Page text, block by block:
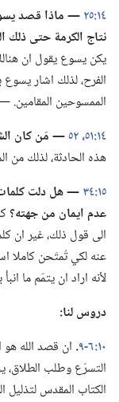
١٤:‏٢٥
‏—‏ ماذا قصد
نتاج الكرمة حتى ذلك
يكن يسوع يقول ان
الفرح،‏ لذلك اشار يسوع
الممسوحين المقامين.‏
١٤:‏٥١،‏ ٥٢
‏—‏ مَن كان
هذه الحادثة،‏ لذلك
١٥:‏٣٤
‏—‏ هل دلت كلمات
عدم ايمان من جهته؟‏
الى قول ذلك،‏ غير ان
عنه لكي تُمتَحن كاملا
لأنه اراد ان يتمّم ما انبأ
دروس لنا:‏
١٠:‏٦-‏٩
‏.‏ ان قصد الله هو
التسرّع وطلب الطلاق،‏
الكتاب المقدس